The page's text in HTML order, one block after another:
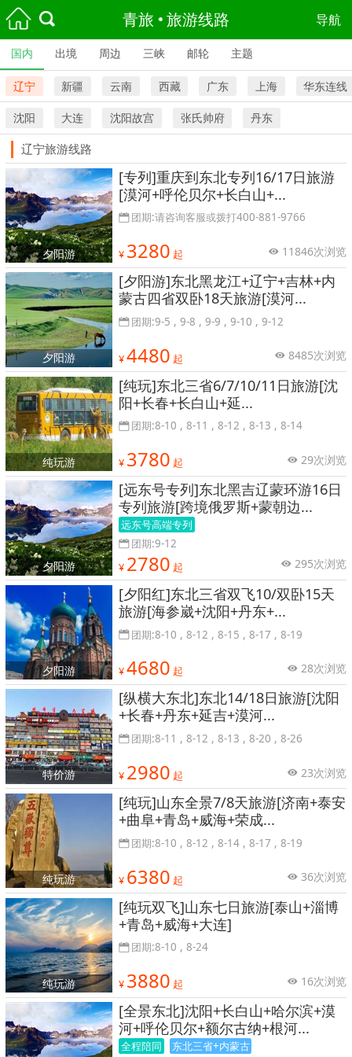
青旅 旅游线路 导航
国内 出境 周边 三峡 邮轮 主题
辽宁 新疆 云南 西藏 广东 上海 华东连线
沈阳 大连 沈阳故宫 张氏帅府 丹东
辽宁旅游线路
夕阳游
[专列]重庆到东北专列16/17日旅游
[漠河+呼伦贝尔+长白山+...
团期:请咨询客服或拨打400-881-9766
¥ 3280 起 11846次浏览
夕阳游
[夕阳游]东北黑龙江+辽宁+吉林+内
蒙古四省双卧18天旅游[漠河...
团期:9-5 , 9-8 , 9-9 , 9-10 , 9-12
¥4480 起 8485次浏览
纯玩游
[纯玩]东北三省6/7/10/11日旅游[沈
阳+长春+长白山+延...
团期:8-10 , 8-11 , 8-12 , 8-13 , 8-14
¥ 3780 起 29次浏览
夕阳游
[远东号专列]东北黑吉辽蒙环游16日
专列旅游[跨境俄罗斯+蒙朝边...
远东号高端专列
团期:9-12
¥ 2780 起 295次浏览
夕阳游
[夕阳红]东北三省双飞10/双卧15天
旅游[海参崴+沈阳+丹东+...
团期:8-10 , 8-12 , 8-15 , 8-17 , 8-19
¥4680 起 28次浏览
特价游
[纵横大东北]东北14/18日旅游[沈阳
+长春+丹东+延吉+漠河...
团期:8-11 , 8-12 , 8-13 , 8-20 , 8-26
¥ 2980 起 23次浏览
纯玩游
[纯玩]山东全景7/8天旅游[济南+泰安
+曲阜+青岛+威海+荣成...
团期:8-10 , 8-12 , 8-14 , 8-17 , 8-19
¥ 6380 起 36次浏览
纯玩游
[纯玩双飞]山东七日旅游[泰山+淄博
+青岛+威海+大连]
团期:8-10 , 8-24
¥ 3880 起 16次浏览
[全景东北]沈阳+长白山+哈尔滨+漠
河+呼伦贝尔+额尔古纳+根河...
全程陪同 东北三省+内蒙古